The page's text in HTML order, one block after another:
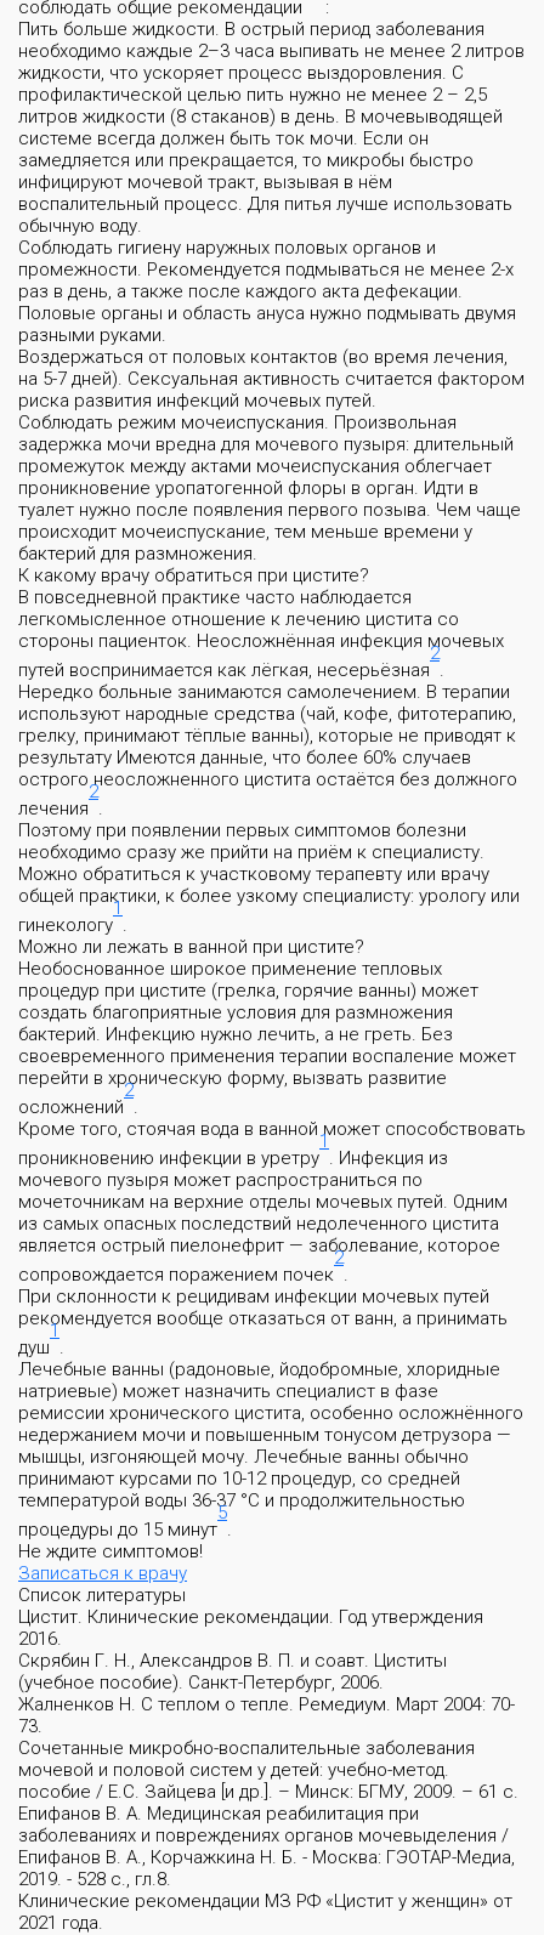
соблюдать общие рекомендации
:
Пить больше жидкости. В острый период заболевания
необходимо каждые 2–3 часа выпивать не менее 2 литров
жидкости, что ускоряет процесс выздоровления. С
профилактической целью пить нужно не менее 2 – 2,5
литров жидкости (8 стаканов) в день. В мочевыводящей
системе всегда должен быть ток мочи. Если он
замедляется или прекращается, то микробы быстро
инфицируют мочевой тракт, вызывая в нём
воспалительный процесс. Для питья лучше использовать
обычную воду.
Соблюдать гигиену наружных половых органов и
промежности. Рекомендуется подмываться не менее 2-х
раз в день, а также после каждого акта дефекации.
Половые органы и область ануса нужно подмывать двумя
разными руками.
Воздержаться от половых контактов (во время лечения,
на 5-7 дней). Сексуальная активность считается фактором
риска развития инфекций мочевых путей.
Соблюдать режим мочеиспускания. Произвольная
задержка мочи вредна для мочевого пузыря: длительный
промежуток между актами мочеиспускания облегчает
проникновение уропатогенной флоры в орган. Идти в
туалет нужно после появления первого позыва. Чем чаще
происходит мочеиспускание, тем меньше времени у
бактерий для размножения.
К какому врачу обратиться при цистите?
В повседневной практике часто наблюдается
легкомысленное отношение к лечению цистита со
стороны пациенток. Неосложнённая инфекция мочевых
путей воспринимается как лёгкая, несерьёзная
2
.
Нередко больные занимаются самолечением. В терапии
используют народные средства (чай, кофе, фитотерапию,
грелку, принимают тёплые ванны), которые не приводят к
результату Имеются данные, что более 60% случаев
острого неосложненного цистита остаётся без должного
лечения
2
.
Поэтому при появлении первых симптомов болезни
необходимо сразу же прийти на приём к специалисту.
Можно обратиться к участковому терапевту или врачу
общей практики, к более узкому специалисту: урологу или
гинекологу
1
.
Можно ли лежать в ванной при цистите?
Необоснованное широкое применение тепловых
процедур при цистите (грелка, горячие ванны) может
создать благоприятные условия для размножения
бактерий. Инфекцию нужно лечить, а не греть. Без
своевременного применения терапии воспаление может
перейти в хроническую форму, вызвать развитие
осложнений
2
.
Кроме того, стоячая вода в ванной может способствовать
проникновению инфекции в уретру
1
. Инфекция из
мочевого пузыря может распространиться по
мочеточникам на верхние отделы мочевых путей. Одним
из самых опасных последствий недолеченного цистита
является острый пиелонефрит — заболевание, которое
сопровождается поражением почек
2
.
При склонности к рецидивам инфекции мочевых путей
рекомендуется вообще отказаться от ванн, а принимать
душ
1
.
Лечебные ванны (радоновые, йодобромные, хлоридные
натриевые) может назначить специалист в фазе
ремиссии хронического цистита, особенно осложнённого
недержанием мочи и повышенным тонусом детрузора —
мышцы, изгоняющей мочу. Лечебные ванны обычно
принимают курсами по 10-12 процедур, со средней
температурой воды 36-37 °С и продолжительностью
процедуры до 15 минут
5
.
Не ждите симптомов!
Записаться к врачу
Список литературы
Цистит. Клинические рекомендации. Год утверждения
2016.
Скрябин Г. Н., Александров В. П. и соавт. Циститы
(учебное пособие). Санкт-Петербург, 2006.
Жалненков Н. С теплом о тепле. Ремедиум. Март 2004: 70-
73.
Сочетанные микробно-воспалительные заболевания
мочевой и половой систем у детей: учебно-метод.
пособие / Е.С. Зайцева [и др.]. – Минск: БГМУ, 2009. – 61 с.
Епифанов В. А. Медицинская реабилитация при
заболеваниях и повреждениях органов мочевыделения /
Епифанов В. А., Корчажкина Н. Б. - Москва: ГЭОТАР-Медиа,
2019. - 528 с., гл.8.
Клинические рекомендации МЗ РФ «Цистит у женщин» от
2021 года.
Госуслуги